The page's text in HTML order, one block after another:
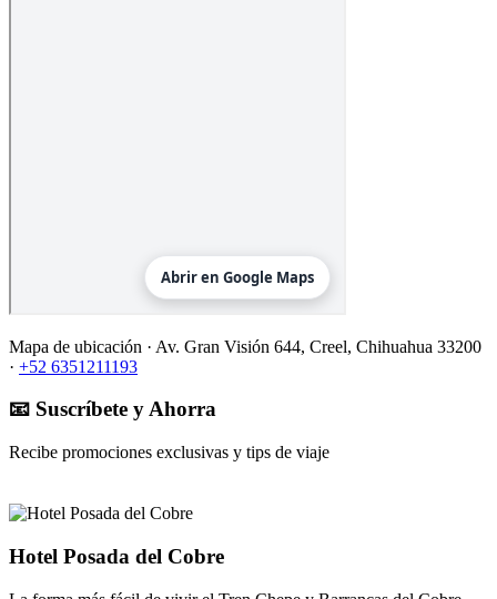
Mapa de ubicación · Av. Gran Visión 644, Creel, Chihuahua 33200
· +52 6351211193
📧 Suscríbete y Ahorra
Recibe promociones exclusivas y tips de viaje
Hotel Posada del Cobre